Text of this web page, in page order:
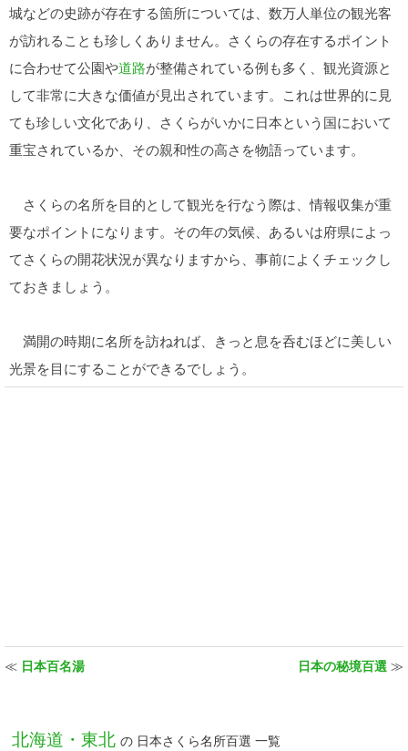
城などの史跡が存在する箇所については、数万人単位の観光客
が訪れることも珍しくありません。さくらの存在するポイント
に合わせて公園や道路が整備されている例も多く、観光資源と
して非常に大きな価値が見出されています。これは世界的に見
ても珍しい文化であり、さくらがいかに日本という国において
重宝されているか、その親和性の高さを物語っています。
さくらの名所を目的として観光を行なう際は、情報収集が重
要なポイントになります。その年の気候、あるいは府県によっ
てさくらの開花状況が異なりますから、事前によくチェックし
ておきましょう。
満開の時期に名所を訪ねれば、きっと息を呑むほどに美しい
光景を目にすることができるでしょう。
≪ 日本百名湯 日本の秘境百選 ≫
北海道・東北 の 日本さくら名所百選 一覧